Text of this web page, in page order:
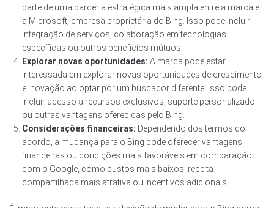
parte de uma parceria estratégica mais ampla entre a marca e
a Microsoft, empresa proprietária do Bing. Isso pode incluir
integração de serviços, colaboração em tecnologias
específicas ou outros benefícios mútuos.
Explorar novas oportunidades: A marca pode estar
interessada em explorar novas oportunidades de crescimento
e inovação ao optar por um buscador diferente. Isso pode
incluir acesso a recursos exclusivos, suporte personalizado
ou outras vantagens oferecidas pelo Bing.
Considerações financeiras: Dependendo dos termos do
acordo, a mudança para o Bing pode oferecer vantagens
financeiras ou condições mais favoráveis em comparação
com o Google, como custos mais baixos, receita
compartilhada mais atrativa ou incentivos adicionais.